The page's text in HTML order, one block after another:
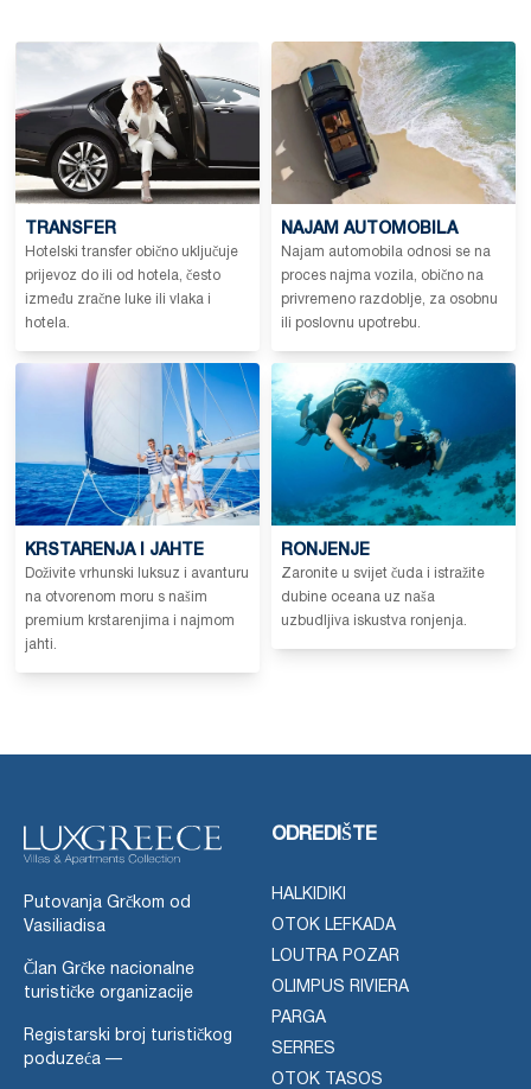
TRANSFER
Hotelski transfer obično uključuje
prijevoz do ili od hotela, često
između zračne luke ili vlaka i
hotela.
NAJAM AUTOMOBILA
Najam automobila odnosi se na
proces najma vozila, obično na
privremeno razdoblje, za osobnu
ili poslovnu upotrebu.
KRSTARENJA I JAHTE
Doživite vrhunski luksuz i avanturu
na otvorenom moru s našim
premium krstarenjima i najmom
jahti.
RONJENJE
Zaronite u svijet čuda i istražite
dubine oceana uz naša
uzbudljiva iskustva ronjenja.
Putovanja Grčkom od
Vasiliadisa
Član Grčke nacionalne
turističke organizacije
Registarski broj turističkog
poduzeća —
ODREDIŠTE
HALKIDIKI
OTOK LEFKADA
LOUTRA POZAR
OLIMPUS RIVIERA
PARGA
SERRES
OTOK TASOS